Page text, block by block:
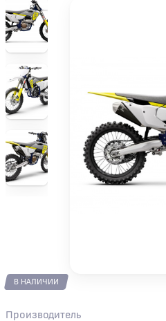
В НАЛИЧИИ
Производитель